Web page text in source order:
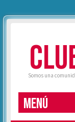
Somos una
MENÚ